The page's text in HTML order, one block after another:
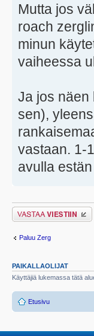
Mutta jos
roach
minun
vaiheessa
Ja jos näen
sen),
vastaan. 1-
avulla
Lähetä vastaus
Paluu Zerg
PAIKALLAOLIJAT
Käyttäjiä lukemassa tätä
Etusivu